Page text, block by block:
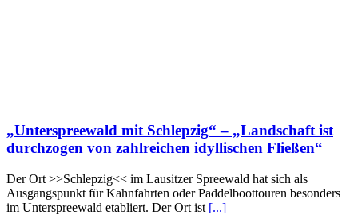
„Unterspreewald mit Schlepzig“ – „Landschaft ist
durchzogen von zahlreichen idyllischen Fließen“
Der Ort >>Schlepzig<< im Lausitzer Spreewald hat sich als
Ausgangspunkt für Kahnfahrten oder Paddelboottouren besonders
im Unterspreewald etabliert. Der Ort ist [...]